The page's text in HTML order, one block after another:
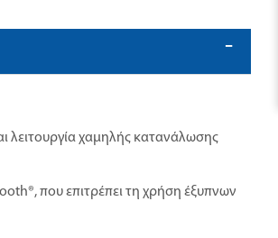
λειτουργία χαμηλής κατανάλωσης
που επιτρέπει τη χρήση έξυπνων